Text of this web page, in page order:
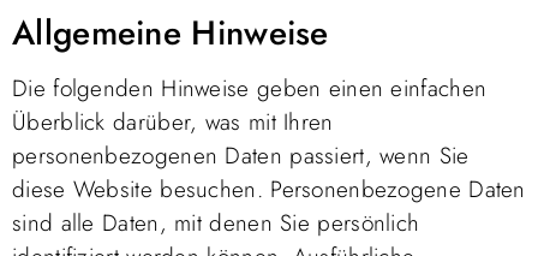
Allgemeine Hinweise
Die folgenden Hinweise geben einen einfachen
Überblick darüber, was mit Ihren
personenbezogenen Daten passiert, wenn Sie
diese Website besuchen. Personenbezogene Daten
sind alle Daten, mit denen Sie persönlich